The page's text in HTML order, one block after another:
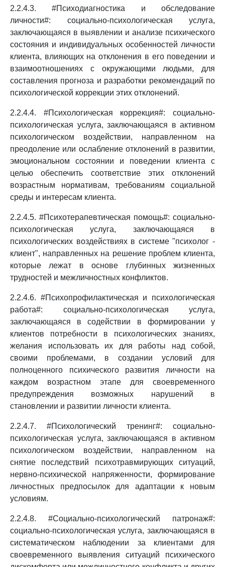
2.2.4.3. #Психодиагностика и обследование
личности#: социально-психологическая услуга,
заключающаяся в выявлении и анализе психического
состояния и индивидуальных особенностей личности
клиента, влияющих на отклонения в его поведении и
взаимоотношениях с окружающими людьми, для
составления прогноза и разработки рекомендаций по
психологической коррекции этих отклонений.
2.2.4.4. #Психологическая коррекция#: социально-
психологическая услуга, заключающаяся в активном
психологическом воздействии, направленном на
преодоление или ослабление отклонений в развитии,
эмоциональном состоянии и поведении клиента с
целью обеспечить соответствие этих отклонений
возрастным нормативам, требованиям социальной
среды и интересам клиента.
2.2.4.5. #Психотерапевтическая помощь#: социально-
психологическая услуга, заключающаяся в
психологических воздействиях в системе "психолог -
клиент", направленных на решение проблем клиента,
которые лежат в основе глубинных жизненных
трудностей и межличностных конфликтов.
2.2.4.6. #Психопрофилактическая и психологическая
работа#: социально-психологическая услуга,
заключающаяся в содействии в формировании у
клиентов потребности в психологических знаниях,
желания использовать их для работы над собой,
своими проблемами, в создании условий для
полноценного психического развития личности на
каждом возрастном этапе для своевременного
предупреждения возможных нарушений в
становлении и развитии личности клиента.
2.2.4.7. #Психологический тренинг#: социально-
психологическая услуга, заключающаяся в активном
психологическом воздействии, направленном на
снятие последствий психотравмирующих ситуаций,
нервно-психической напряженности, формирование
личностных предпосылок для адаптации к новым
условиям.
2.2.4.8. #Социально-психологический патронаж#:
социально-психологическая услуга, заключающаяся в
систематическом наблюдении за клиентами для
своевременного выявления ситуаций психического